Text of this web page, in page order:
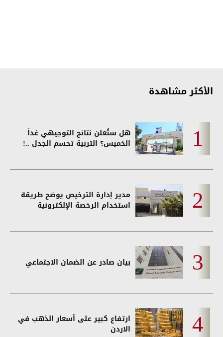
الأكثر مشاهدة
هل ستُعلن نتائج التوجيهي غداً
الخميس؟ التربية تحسم الجدل ..!
مدير إدارة الترخيص يوضح طريقة
استخدام الرخصة الإلكترونية
بيان صادر عن الضمان الاجتماعي
ارتفاع كبير على أسعار الذهب في
الاردن